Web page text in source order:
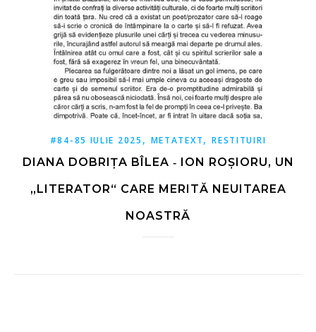
#84-85 IULIE 2025 , METATEXT,RESTITUIRI
DIANA DOBRIȚA BÎLEA ‑ ION ROȘIORU, UN
„LITERATOR“ CARE MERITĂ NEUITAREA
NOASTRĂ